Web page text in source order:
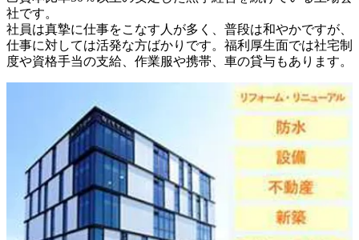
社です。
社員は真摯に仕事をこなす人が多く、普段は和やかですが、
仕事に対しては活発な方ばかりです。福利厚生面では社宅制
度や資格手当の支給、作業服や携帯、車の貸与もあります。